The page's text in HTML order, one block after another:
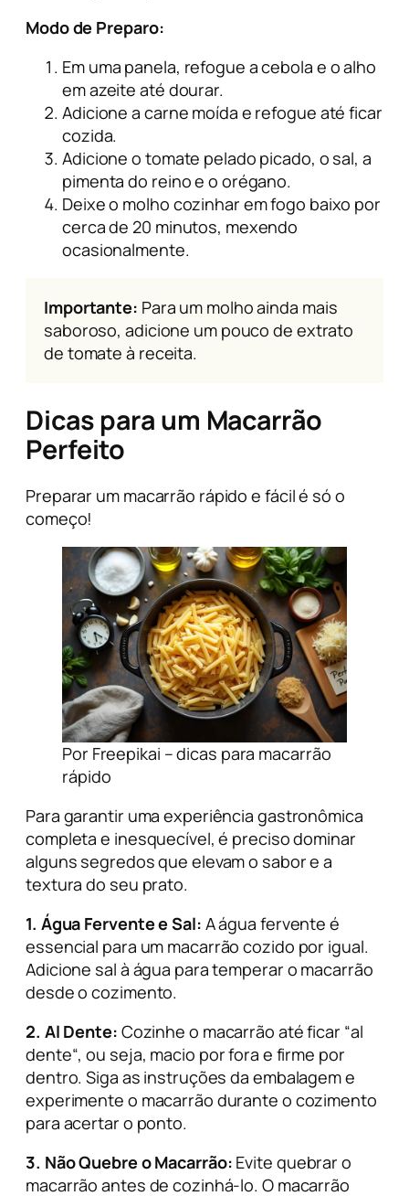
Modo de Preparo:
Em uma panela, refogue a cebola e o alho
em azeite até dourar.
Adicione a carne moída e refogue até ficar
cozida.
Adicione o tomate pelado picado, o sal, a
pimenta do reino e o orégano.
Deixe o molho cozinhar em fogo baixo por
cerca de 20 minutos, mexendo
ocasionalmente.
Importante: Para um molho ainda mais
saboroso, adicione um pouco de extrato
de tomate à receita.
Dicas para um Macarrão
Perfeito
Preparar um macarrão rápido e fácil é só o
começo!
Por Freepikai – dicas para macarrão
rápido
Para garantir uma experiência gastronômica
completa e inesquecível, é preciso dominar
alguns segredos que elevam o sabor e a
textura do seu prato.
1. Água Fervente e Sal: A água fervente é
essencial para um macarrão cozido por igual.
Adicione sal à água para temperar o macarrão
desde o cozimento.
2. Al Dente: Cozinhe o macarrão até ficar “al
dente“, ou seja, macio por fora e firme por
dentro. Siga as instruções da embalagem e
experimente o macarrão durante o cozimento
para acertar o ponto.
3. Não Quebre o Macarrão: Evite quebrar o
macarrão antes de cozinhá-lo. O macarrão